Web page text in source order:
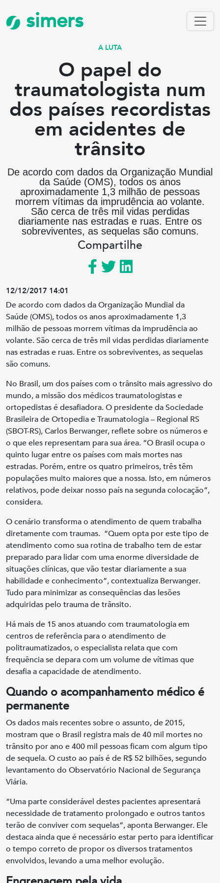
simers
A LUTA
O papel do
traumatologista num
dos países recordistas
em acidentes de
trânsito
De acordo com dados da Organização Mundial
da Saúde (OMS), todos os anos
aproximadamente 1,3 milhão de pessoas
morrem vítimas da imprudência ao volante.
São cerca de três mil vidas perdidas
diariamente nas estradas e ruas. Entre os
sobreviventes, as sequelas são comuns.
Compartilhe
12/12/2017 14:01
De acordo com dados da Organização Mundial da
Saúde (OMS), todos os anos aproximadamente 1,3
milhão de pessoas morrem vítimas da imprudência ao
volante. São cerca de três mil vidas perdidas diariamente
nas estradas e ruas. Entre os sobreviventes, as sequelas
são comuns.
No Brasil, um dos países com o trânsito mais agressivo do
mundo, a missão dos médicos traumatologistas e
ortopedistas é desafiadora. O presidente da Sociedade
Brasileira de Ortopedia e Traumatologia – Regional RS
(SBOT-RS), Carlos Berwanger, reflete sobre os números e
o que eles representam para sua área. “O Brasil ocupa o
quinto lugar entre os países com mais mortes nas
estradas. Porém, entre os quatro primeiros, três têm
populações muito maiores que a nossa. Isto, em números
relativos, pode deixar nosso país na segunda colocação”,
considera.
O cenário transforma o atendimento de quem trabalha
diretamente com traumas. “Quem opta por este tipo de
atendimento como sua rotina de trabalho tem de estar
preparado para lidar com uma enorme diversidade de
situações clínicas, que vão testar diariamente a sua
habilidade e conhecimento”, contextualiza Berwanger.
Tudo para minimizar as consequências das lesões
adquiridas pelo trauma de trânsito.
Há mais de 15 anos atuando com traumatologia em
centros de referência para o atendimento de
politraumatizados, o especialista relata que com
frequência se depara com um volume de vítimas que
desafia a capacidade de atendimento.
Quando o acompanhamento médico é
permanente
Os dados mais recentes sobre o assunto, de 2015,
mostram que o Brasil registra mais de 40 mil mortes no
trânsito por ano e 400 mil pessoas ficam com algum tipo
de sequela. O custo ao país é de R$ 52 bilhões, segundo
levantamento do Observatório Nacional de Segurança
Viária.
“Uma parte considerável destes pacientes apresentará
necessidade de tratamento prolongado e outros tantos
terão de conviver com sequelas”, aponta Berwanger. Ele
destaca ainda que é necessário estar perto para identificar
o tempo correto de propor os diversos tratamentos
envolvidos, levando a uma melhor evolução.